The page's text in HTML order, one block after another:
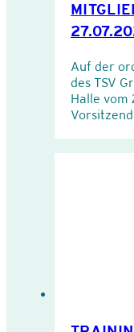
Auf der
des TSV
Halle vom